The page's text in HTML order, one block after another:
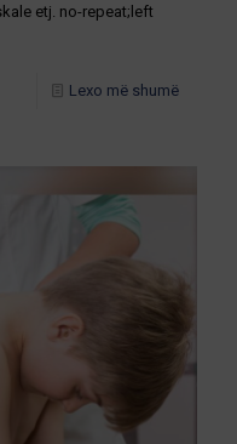
etj. no-repeat;left
Lexo më shumë